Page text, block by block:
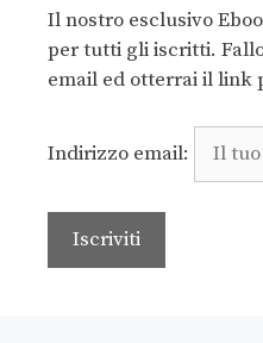
Il nostro esclusivo
per tutti gli iscritti.
email ed otterrai il link
Indirizzo email: